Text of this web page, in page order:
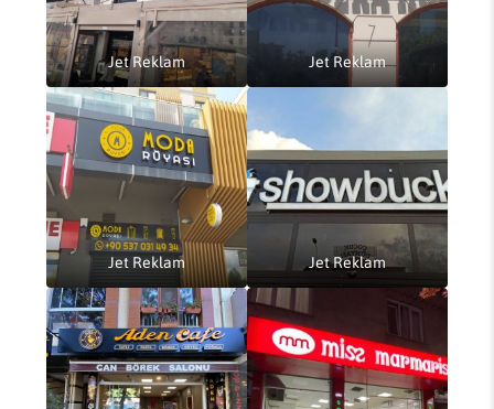
Jet Reklam Jet Reklam
Jet Reklam Jet Reklam